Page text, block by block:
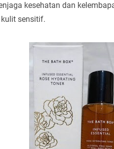
kesehatan dan
sensitif.